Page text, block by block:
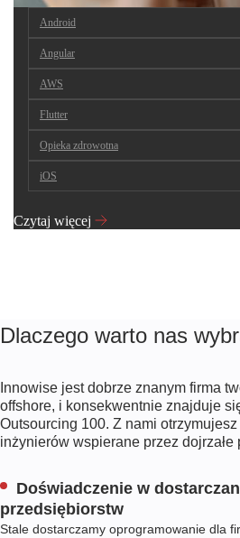
Android
Angular
AWS
Flutter
Opieka zdrowotna
iOS
Czytaj więcej
Dlaczego warto nas
Innowise jest dobrze znanym firma
offshore, i konsekwentnie znajduje
Outsourcing 100. Z nami
inżynierów wspierane przez dojrzałe
Doświadczenie w
przedsiębiorstw
Stale dostarczamy oprogramowanie dla